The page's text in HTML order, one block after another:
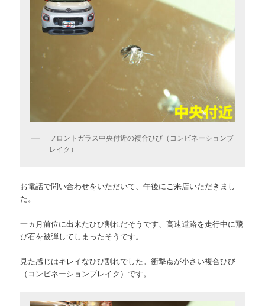
フロントガラス中央付近の複合ひび（コンビネーションブ
レイク）
お電話で問い合わせをいただいて、午後にご来店いただきまし
た。
一ヵ月前位に出来たひび割れだそうです、高速道路を走行中に飛
び石を被弾してしまったそうです。
見た感じはキレイなひび割れでした。衝撃点が小さい複合ひび
（コンビネーションブレイク）です。